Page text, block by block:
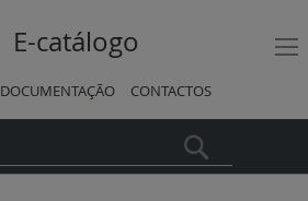
E-catálogo
DOCUMENTAÇÃO CONTACTOS